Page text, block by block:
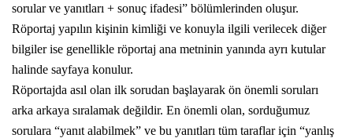
sorular ve yanıtları + sonuç ifadesi” bölümlerinden oluşur.
Röportaj yapılın kişinin kimliği ve konuyla ilgili verilecek diğer
bilgiler ise genellikle röportaj ana metninin yanında ayrı kutular
halinde sayfaya konulur.
Röportajda asıl olan ilk sorudan başlayarak ön önemli soruları
arka arkaya sıralamak değildir. En önemli olan, sorduğumuz
sorulara “yanıt alabilmek” ve bu yanıtları tüm taraflar için “yanlış